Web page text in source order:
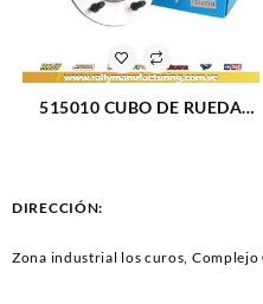
515010 CUBO DE RUEDA
DIRECCIÓN:
Zona industrial los curos, Complejo